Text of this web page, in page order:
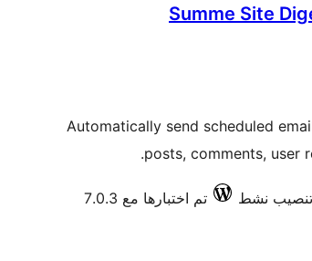
Summe Site
Automatically send scheduled
posts, comments, user
تم اختبارها مع 7.0.3